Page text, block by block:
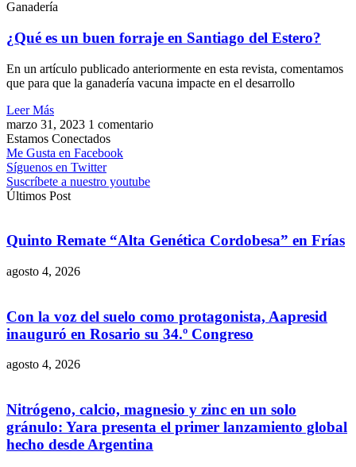
Ganadería
¿Qué es un buen forraje en Santiago del Estero?
En un artículo publicado anteriormente en esta revista, comentamos
que para que la ganadería vacuna impacte en el desarrollo
Leer Más
marzo 31, 2023 1 comentario
Estamos Conectados
Me Gusta en Facebook
Síguenos en Twitter
Suscríbete a nuestro youtube
Últimos Post
Quinto Remate “Alta Genética Cordobesa” en Frías
agosto 4, 2026
Con la voz del suelo como protagonista, Aapresid
inauguró en Rosario su 34.º Congreso
agosto 4, 2026
Nitrógeno, calcio, magnesio y zinc en un solo
gránulo: Yara presenta el primer lanzamiento global
hecho desde Argentina